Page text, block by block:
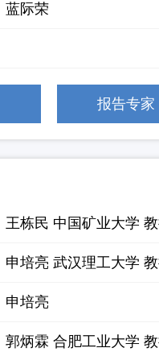
蓝际荣
报告专家
王栋民 中国矿业大学
申培亮 武汉理工大学
申培亮
郭炳霖 合肥工业大学